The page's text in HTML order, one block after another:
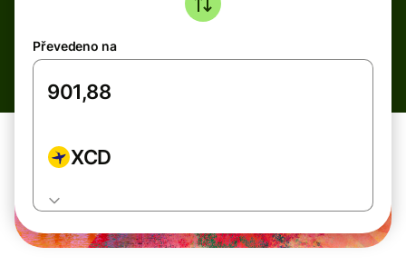
Převedeno na
XCD